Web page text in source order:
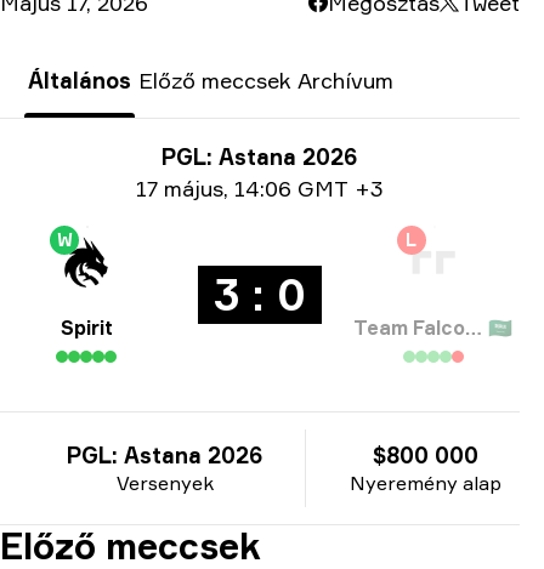
Általános Előző meccsek Archívum
PGL: Astana 2026
Dátum információ17 május, 14:06 GMT +3
W
Spirit
3 : 0
L
Team Falcons 🇸🇦
Versenyek
PGL: Astana 2026
Nyeremény alap
$800 000
Előző meccsek